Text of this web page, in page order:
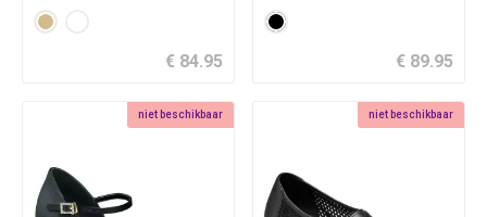
€ 84.95 € 89.95
niet beschikbaar niet beschikbaar